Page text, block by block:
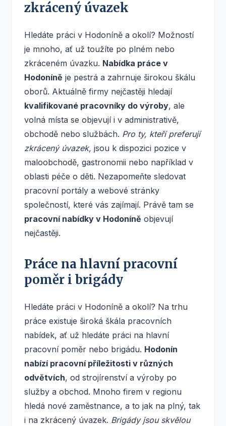
zkrácený úvazek
Hledáte práci v Hodoníně a okolí? Možností
je mnoho, ať už toužíte po plném nebo
zkráceném úvazku. Nabídka práce v
Hodoníně je pestrá a zahrnuje širokou škálu
oborů. Aktuálně firmy nejčastěji hledají
kvalifikované pracovníky do výroby, ale
volná místa se objevují i v administrativě,
obchodě nebo službách. Pro ty, kteří preferují
zkrácený úvazek, jsou k dispozici pozice v
maloobchodě, gastronomii nebo například v
oblasti péče o děti. Nezapomeňte sledovat
pracovní portály a webové stránky
společností, které vás zajímají. Právě tam se
pracovní nabídky v Hodoníně objevují
nejčastěji.
Práce na hlavní pracovní
poměr i brigády
Hledáte práci v Hodoníně a okolí? Na trhu
práce existuje široká škála pracovních
nabídek, ať už hledáte práci na hlavní
pracovní poměr nebo brigádu. Hodonín
nabízí pracovní příležitosti v různých
odvětvích, od strojírenství a výroby po
služby a obchod. Mnoho firem v regionu
hledá nové zaměstnance, a to jak na plný, tak
i na zkrácený úvazek. Brigády jsou skvělou